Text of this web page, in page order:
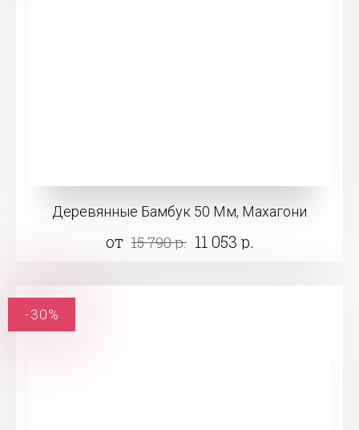
Деревянные Бамбук 50 Мм, Махагони
от 15 790 р. 11 053 р.
-30%